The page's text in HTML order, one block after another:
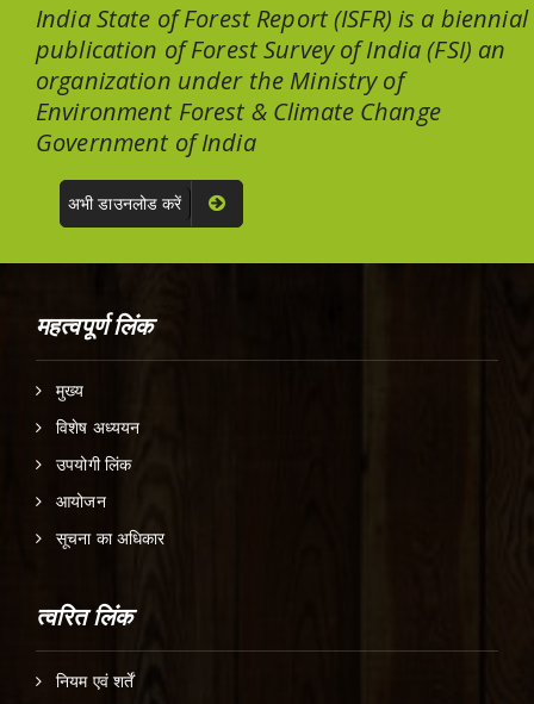
India State of Forest Report (ISFR) is a biennial
publication of Forest Survey of India (FSI) an
organization under the Ministry of
Environment Forest & Climate Change
Government of India
अभी डाउनलोड करें
महत्वपूर्ण लिंक
मुख्य
विशेष अध्ययन
उपयोगी लिंक
आयोजन
सूचना का अधिकार
त्वरित लिंक
नियम एवं शर्तें